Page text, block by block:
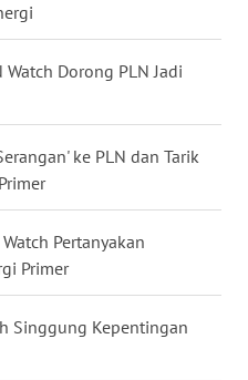
Watch Dorong PLN Jadi
ke PLN dan Tarik
Pertanyakan
Primer
Singgung Kepentingan